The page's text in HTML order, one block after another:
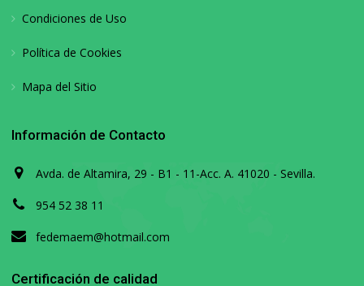
Condiciones de Uso
Política de Cookies
Mapa del Sitio
Información de Contacto
Avda. de Altamira, 29 - B1 - 11-Acc. A. 41020 - Sevilla.
954 52 38 11
fedemaem@hotmail.com
Certificación de calidad